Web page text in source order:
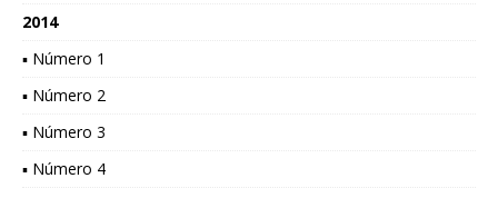
2014
▪ Número 1
▪ Número 2
▪ Número 3
▪ Número 4